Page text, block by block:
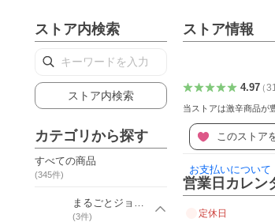
ストア内検索
ストア内検索
カテゴリから探す
すべての商品
(345件)
まるごとジョロキア
(3件)
ストア情報
4.97（
当ストアは激辛商品が
このストア
お支払いについて
営業日カレン
定休日